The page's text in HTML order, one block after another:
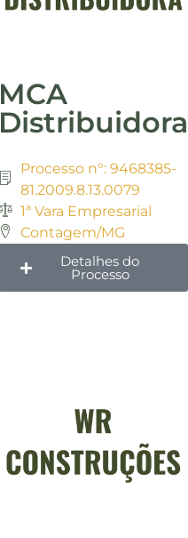
MCA
Distribuidora
Processo n°: 9468385-
81.2009.8.13.0079
1ª Vara Empresarial
Contagem/MG
Detalhes do
Processo